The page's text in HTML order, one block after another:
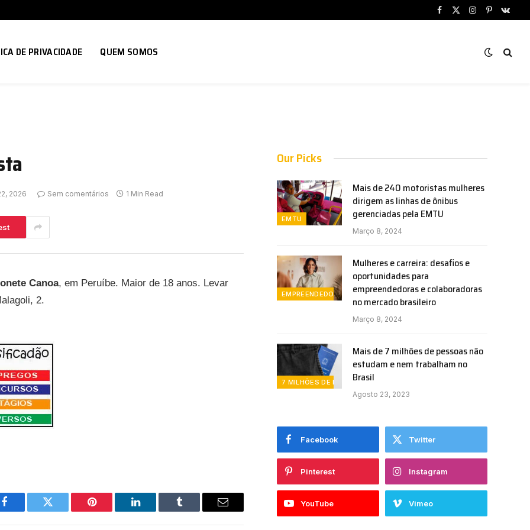
Facebook
X
Instagram
Pinterest
DE PRIVACIDADE QUEM SOMOS
2026 Sem comentários 1 Min Read
Canoa, em Peruíbe. Maior de 18 anos. Levar
2.
Facebook Twitter Pinterest LinkedIn Tumblr Email
Our Picks
EMTU
Mais de 240 motoristas mulheres
dirigem as linhas de ônibus
gerenciadas pela EMTU
Março 8, 2024
EMPREENDEDORISMO FEMININO
Mulheres e carreira: desafios e
oportunidades para
empreendedoras e colaboradoras
no mercado brasileiro
Março 8, 2024
7 MILHÕES DE DESEMPREGADOS
Mais de 7 milhões de pessoas não
estudam e nem trabalham no
Brasil
Agosto 23, 2023
Facebook Twitter
Pinterest Instagram
YouTube Vimeo